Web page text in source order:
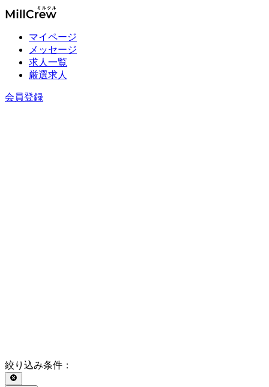
マイページ
メッセージ
求人一覧
厳選求人
会員登録
絞り込み条件 ：